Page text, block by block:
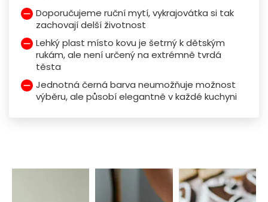
Doporučujeme ruční mytí, vykrajovátka si tak
zachovají delší životnost
Lehký plast místo kovu je šetrný k dětským
rukám, ale není určený na extrémně tvrdá
těsta
Jednotná černá barva neumožňuje možnost
výběru, ale působí elegantně v každé kuchyni